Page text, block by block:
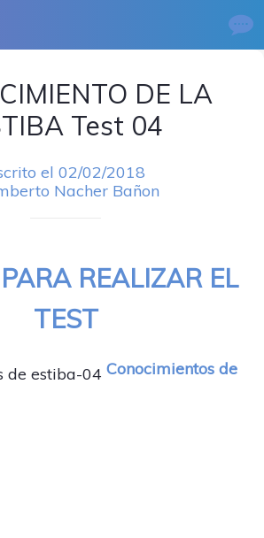
DE LA
Test 04
el 02/02/2018
Nacher Bañon
REALIZAR EL
TEST
Conocimientos de